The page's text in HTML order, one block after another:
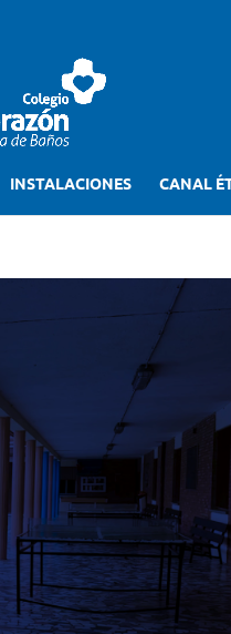
INSTALACIONES CANAL